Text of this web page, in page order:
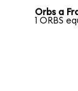
Orbs a
1 ORBS